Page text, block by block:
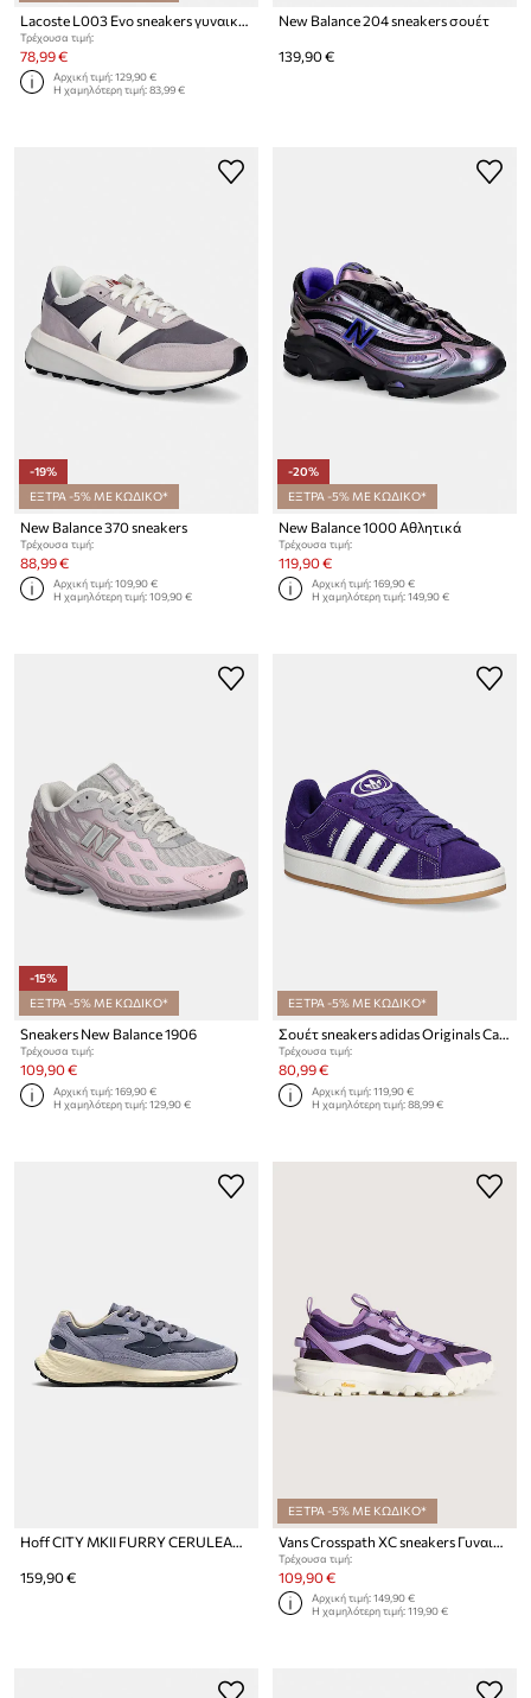
Τρέχουσα τιμή:
78,99 €
Αρχική τιμή:129,90 €
Η χαμηλότερη τιμή:83,99 €
New Balance 204 sneakers σουέτ
139,90 €
-19%
ΕΞΤΡΑ -5% ΜΕ ΚΩΔΙΚΟ*
New Balance 370 sneakers
Τρέχουσα τιμή:
88,99 €
Αρχική τιμή:109,90 €
Η χαμηλότερη τιμή:109,90 €
-20%
ΕΞΤΡΑ -5% ΜΕ ΚΩΔΙΚΟ*
New Balance 1000 Αθλητικά
Τρέχουσα τιμή:
119,90 €
Αρχική τιμή:169,90 €
Η χαμηλότερη τιμή:149,90 €
-15%
ΕΞΤΡΑ -5% ΜΕ ΚΩΔΙΚΟ*
Sneakers New Balance 1906
Τρέχουσα τιμή:
109,90 €
Αρχική τιμή:169,90 €
Η χαμηλότερη τιμή:129,90 €
ΕΞΤΡΑ -5% ΜΕ ΚΩΔΙΚΟ*
Σουέτ sneakers adidas Originals Campus 00s
Τρέχουσα τιμή:
80,99 €
Αρχική τιμή:119,90 €
Η χαμηλότερη τιμή:88,99 €
159,90 €
ΕΞΤΡΑ -5% ΜΕ ΚΩΔΙΚΟ*
Τρέχουσα τιμή:
109,90 €
Αρχική τιμή:149,90 €
Η χαμηλότερη τιμή:119,90 €